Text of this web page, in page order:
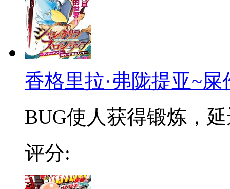
香格里拉·弗陇提亚~
BUG使人获得锻炼，
评分: